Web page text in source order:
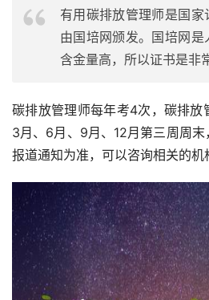
有用碳排放管理师是国
由国培网颁发。国培网
含金量高，所以证书是非
碳排放管理师每年考4次，碳排放
3月、6月、9月、12月第三周周
报道通知为准，可以咨询相关的机